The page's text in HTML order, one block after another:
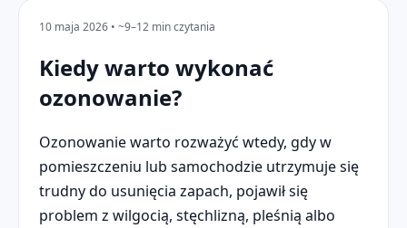
10 maja 2026 • ~9–12 min czytania
Kiedy warto wykonać
ozonowanie?
Ozonowanie warto rozważyć wtedy, gdy w
pomieszczeniu lub samochodzie utrzymuje się
trudny do usunięcia zapach, pojawił się
problem z wilgocią, stęchlizną, pleśnią albo